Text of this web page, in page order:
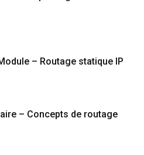
– Routage statique IP
– Concepts de routage